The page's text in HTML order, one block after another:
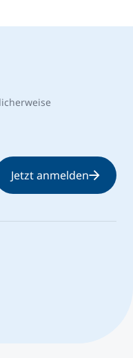
Jetzt anmelden